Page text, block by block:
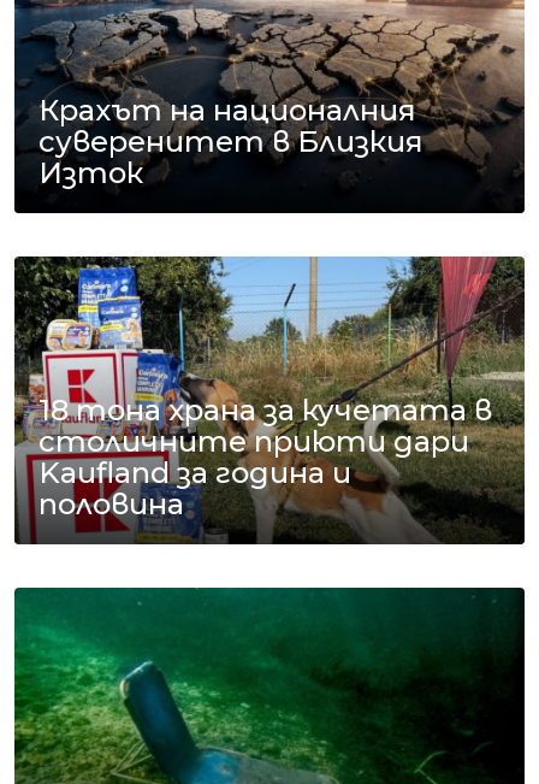
Крахът на националния
суверенитет в Близкия
Изток
18 тона храна за кучетата в
столичните приюти дари
Kaufland за година и
половина